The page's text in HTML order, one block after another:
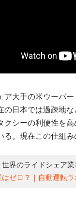
ア大手の米ウーバ
の日本では過疎地
クシーの利便性を
る。現在この仕組み
世界のライドシェア
はゼロ？｜自動運転ラ